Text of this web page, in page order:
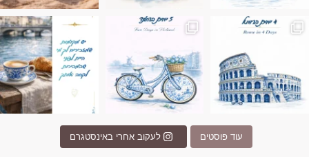
Instagram post
Instagram post 17994326828955248
עוד פוסטים לעקוב אחרי באינסטגרם